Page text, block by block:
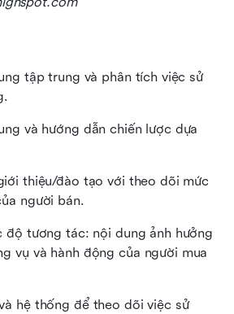
tập trung và phân tích việc sử
và hướng dẫn chiến lược dựa
thiệu/đào tạo với theo dõi mức
người bán.
độ tương tác: nội dung ảnh hưởng
vụ và hành động của người mua
hệ thống để theo dõi việc sử